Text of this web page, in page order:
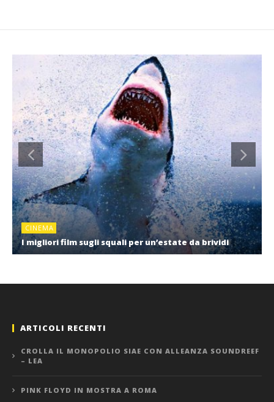
CINEMA
I migliori film sugli squali per un’estate da brividi
ARTICOLI RECENTI
CROLLA IL MONOPOLIO SIAE CON ALLEANZA SOUNDREEF
– LEA
PINK FLOYD IN MOSTRA A ROMA